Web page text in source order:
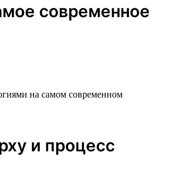
современное
на самом современном
и процесс